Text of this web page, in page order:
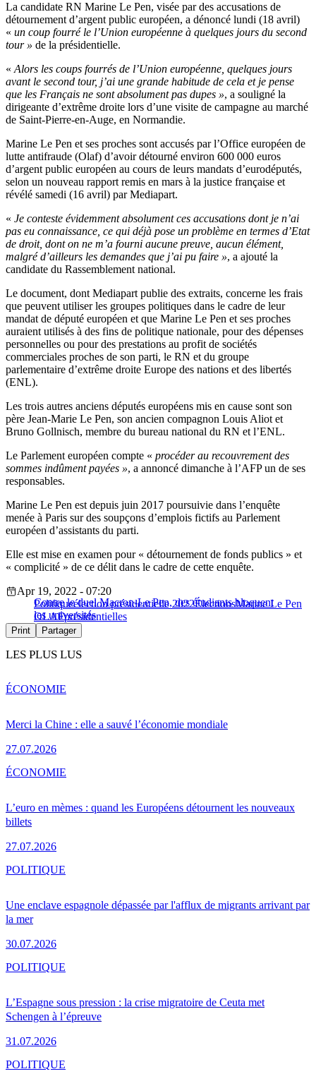
La candidate RN Marine Le Pen, visée par des accusations de
détournement d’argent public européen, a dénoncé lundi (18 avril)
« un coup fourré le l’Union européenne à quelques jours du second
tour » de la présidentielle.
« Alors les coups fourrés de l’Union européenne, quelques jours
avant le second tour, j’ai une grande habitude de cela et je pense
que les Français ne sont absolument pas dupes », a souligné la
dirigeante d’extrême droite lors d’une visite de campagne au marché
de Saint-Pierre-en-Auge, en Normandie.
Marine Le Pen et ses proches sont accusés par l’Office européen de
lutte antifraude (Olaf) d’avoir détourné environ 600 000 euros
d’argent public européen au cours de leurs mandats d’eurodéputés,
selon un nouveau rapport remis en mars à la justice française et
révélé samedi (16 avril) par Mediapart.
« Je conteste évidemment absolument ces accusations dont je n’ai
pas eu connaissance, ce qui déjà pose un problème en termes d’Etat
de droit, dont on ne m’a fourni aucune preuve, aucun élément,
malgré d’ailleurs les demandes que j’ai pu faire », a ajouté la
candidate du Rassemblement national.
Le document, dont Mediapart publie des extraits, concerne les frais
que peuvent utiliser les groupes politiques dans le cadre de leur
mandat de député européen et que Marine Le Pen et ses proches
auraient utilisés à des fins de politique nationale, pour des dépenses
personnelles ou pour des prestations au profit de sociétés
commerciales proches de son parti, le RN et du groupe
parlementaire d’extrême droite Europe des nations et des libertés
(ENL).
Les trois autres anciens députés européens mis en cause sont son
père Jean-Marie Le Pen, son ancien compagnon Louis Aliot et
Bruno Gollnisch, membre du bureau national du RN et l’ENL.
Le Parlement européen compte « procéder au recouvrement des
sommes indûment payées », a annoncé dimanche à l’AFP un de ses
responsables.
Marine Le Pen est depuis juin 2017 poursuivie dans l’enquête
menée à Paris sur des soupçons d’emplois fictifs au Parlement
européen d’assistants du parti.
Elle est mise en examen pour « détournement de fonds publics » et
« complicité » de ce délit dans le cadre de cette enquête.
Contre le duel Macron-Le Pen, des étudiants bloquent
les universités
Apr 19, 2022 - 07:20
Politiqueélection présidentielle 2022ÉlectionsMarine Le Pen
OLAFprésidentielles
Print Partager
LES PLUS LUS
Merci la Chine : elle a sauvé l’économie mondiale
27.07.2026
ÉCONOMIE
L’euro en mèmes : quand les Européens détournent les nouveaux
billets
27.07.2026
ÉCONOMIE
Une enclave espagnole dépassée par l'afflux de migrants arrivant par
la mer
30.07.2026
POLITIQUE
L’Espagne sous pression : la crise migratoire de Ceuta met
Schengen à l’épreuve
31.07.2026
POLITIQUE
POLITIQUE